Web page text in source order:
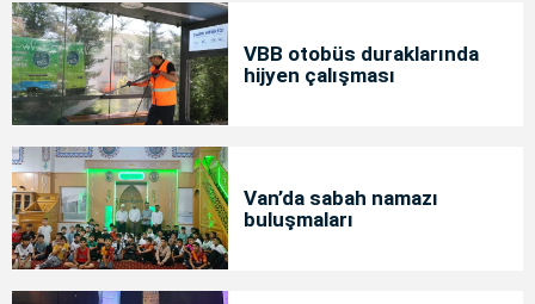
VBB otobüs duraklarında
hijyen çalışması
Van’da sabah namazı
buluşmaları